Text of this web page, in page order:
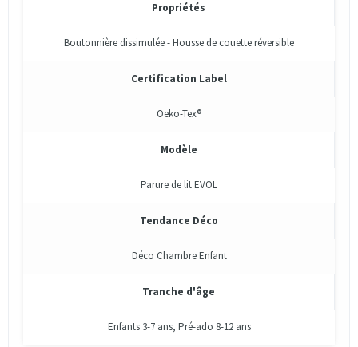
Propriétés
Boutonnière dissimulée - Housse de couette réversible
Certification Label
Oeko-Tex®
Modèle
Parure de lit EVOL
Tendance Déco
Déco Chambre Enfant
Tranche d'âge
Enfants 3-7 ans, Pré-ado 8-12 ans